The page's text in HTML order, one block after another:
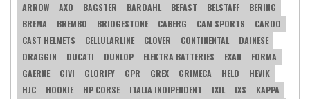
ARROW
AXO BAGSTER BARDAHL BEFAST BELSTAFF
BERING
BREMA
BREMBO BRIDGESTONE CABERG CAM SPORTS
CARDO
CAST HELMETS
CELLULARLINE CLOVER CONTINENTAL
DAINESE
DRAGGIN
DUCATI DUNLOP ELEKTRA BATTERIES EXAN
FORMA
GAERNE
GIVI GLORIFY GPR GREX GRIMECA HELD
HEVIK
HJC
HOOKIE HP CORSE ITALIA INDIPENDENT IXIL IXS
KAPPA